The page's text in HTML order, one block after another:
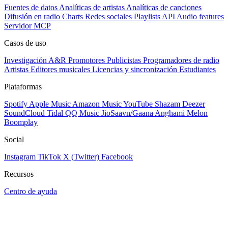
Fuentes de datos Analíticas de artistas Analíticas de canciones
Difusión en radio Charts Redes sociales Playlists API Audio features
Servidor MCP
Casos de uso
Investigación A&R Promotores Publicistas Programadores de radio
Artistas Editores musicales Licencias y sincronización Estudiantes
Plataformas
Spotify Apple Music Amazon MusicYouTube Shazam Deezer
SoundCloud Tidal QQ Music JioSaavn/Gaana Anghami Melon
Boomplay
Social
Instagram TikTok X (Twitter) Facebook
Recursos
Centro de ayuda